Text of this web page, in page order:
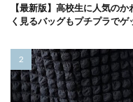
【最新版】高校生に人気の
く見るバッグもプチプラでゲ